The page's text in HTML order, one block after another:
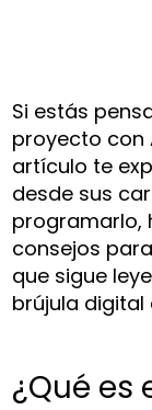
Si estás
proyecto con
artículo te
desde sus
programarlo,
consejos
que sigue
brújula digital
¿Qué es